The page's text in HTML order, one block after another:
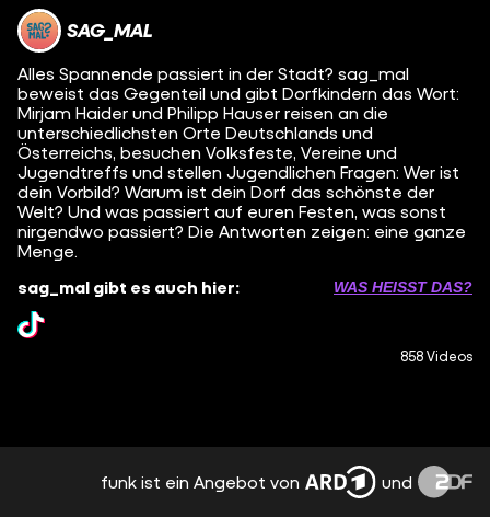
SAG_MAL
Alles Spannende passiert in der Stadt? sag_mal
beweist das Gegenteil und gibt Dorfkindern das Wort:
Mirjam Haider und Philipp Hauser reisen an die
unterschiedlichsten Orte Deutschlands und
Österreichs, besuchen Volksfeste, Vereine und
Jugendtreffs und stellen Jugendlichen Fragen: Wer ist
dein Vorbild? Warum ist dein Dorf das schönste der
Welt? Und was passiert auf euren Festen, was sonst
nirgendwo passiert? Die Antworten zeigen: eine ganze
Menge.
sag_mal gibt es auch hier:
WAS HEISST DAS?
858 Videos
funk ist ein Angebot von und